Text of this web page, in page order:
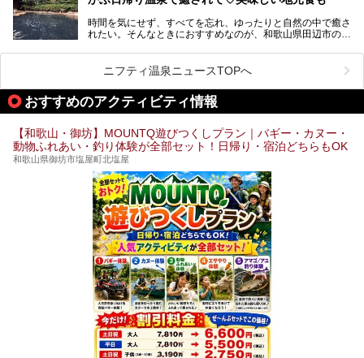
提供元：大江戸温泉物語ホテルズ＆リゾーツ株式会社【P
この記事は大江戸温泉物語Premium 白浜彩朝楽のPR記事で
す。
浜温泉を訪れるなら外せない観光スポットも合わせてご紹介
します。
時間を気にせず、すべてを忘れ、ゆったりと自然の中で癒さ
れたい。そんなときにおすすめなのが、和歌山県田辺市の
の豊かな山々を眺めながら、どんどん期待が膨らみますよ。
「わたらせ温泉」では、温泉に入れるだけではなく、地元の
特産品を使った食事をいただける「露天食堂」でお腹も満た
すことができます。ぜひチェックしてくださいね。
ニフティ温泉ニュースTOPへ
おすすめのアクティビティ情報
【和歌山・御坊】MOUNTQ遊びつくしプラン｜バギー・カヌー・
動物ふれあい・釣り体験が全部セット！日帰り・宿泊どちらもOK
和歌山県御坊市塩屋町北塩屋